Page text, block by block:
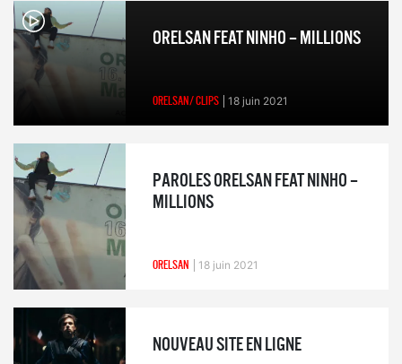
ORELSAN FEAT NINHO – MILLIONS
ORELSAN/ CLIPS 18 juin 2021
PAROLES ORELSAN FEAT NINHO –
MILLIONS
ORELSAN 18 juin 2021
NOUVEAU SITE EN LIGNE